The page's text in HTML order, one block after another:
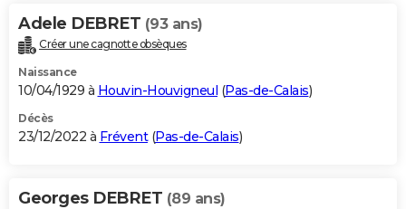
Adele DEBRET (93 ans)
Créer une cagnotte obsèques
Naissance
10/04/1929 à Houvin-Houvigneul (Pas-de-Calais)
Décès
23/12/2022 à Frévent(Pas-de-Calais)
Georges DEBRET (89 ans)